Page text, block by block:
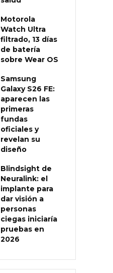
Motorola
Watch Ultra
filtrado, 13 días
de batería
sobre Wear OS
Samsung
Galaxy S26 FE:
aparecen las
primeras
fundas
oficiales y
revelan su
diseño
Blindsight de
Neuralink: el
implante para
dar visión a
personas
ciegas iniciaría
pruebas en
2026